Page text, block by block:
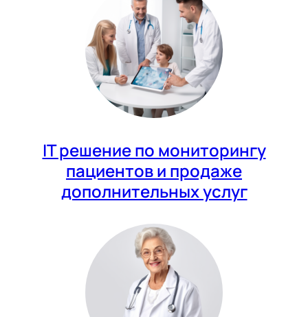
IT решение по мониторингу
пациентов и продаже
дополнительных услуг